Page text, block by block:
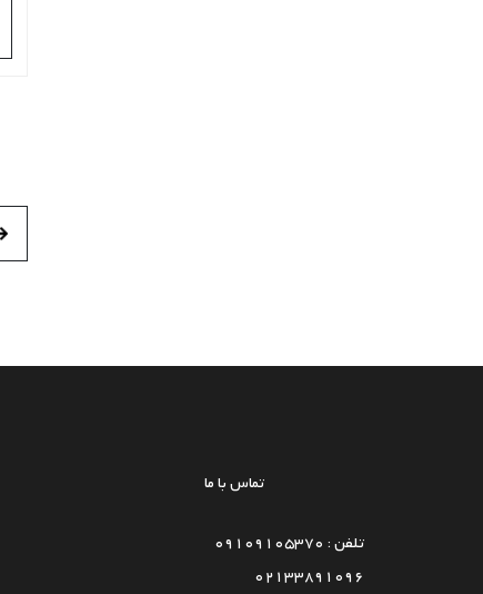
تماس با ما
تلفن : 09109105370
02133891096